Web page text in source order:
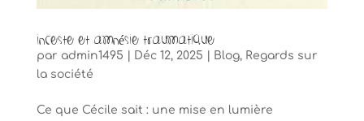
Inceste et amnésie traumatique
par admin1495 Déc 12, 2025 Blog, Regards sur
la société
Ce que Cécile sait : une mise en lumière